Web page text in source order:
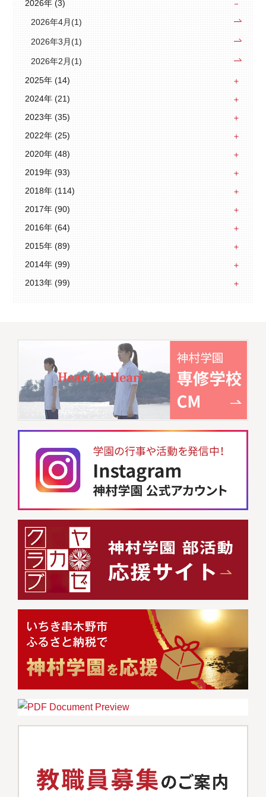
2026年 (3)
2026年4月(1)
2026年3月(1)
2026年2月(1)
2025年 (14)
2024年 (21)
2023年 (35)
2022年 (25)
2020年 (48)
2019年 (93)
2018年 (114)
2017年 (90)
2016年 (64)
2015年 (89)
2014年 (99)
2013年 (99)